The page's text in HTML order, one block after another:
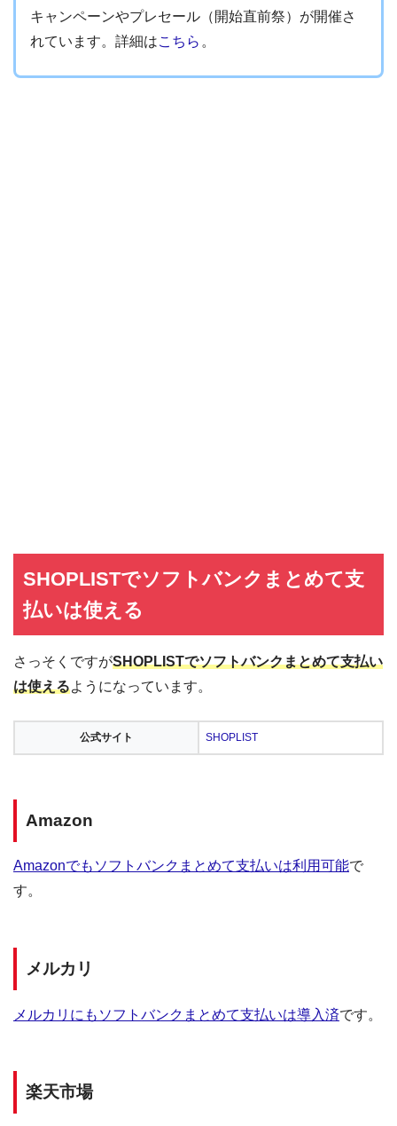
キャンペーンやプレセール（開始直前祭）が開催さ
れています。詳細はこちら 。
SHOPLISTでソフトバンクまとめて支
払いは使える
さっそくですがSHOPLISTでソフトバンクまとめて支払い
は使えるようになっています。
公式サイト SHOPLIST
Amazon
Amazonでもソフトバンクまとめて支払いは利用可能で
す。
メルカリ
メルカリにもソフトバンクまとめて支払いは導入済です。
楽天市場